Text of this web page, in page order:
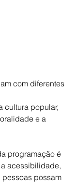
com diferentes
cultura popular,
e a
programação é
acessibilidade,
possam